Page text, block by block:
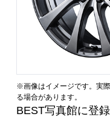
※画像はイメージです。実
る場合があります。
BEST写真館に登